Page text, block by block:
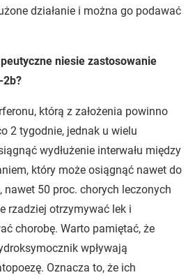
działanie i można go podawać
niesie zastosowanie
którą z założenia powinno
2 tygodnie, jednak u wielu
wydłużenie interwału między
który może osiągnąć nawet do
nawet 50 proc. chorych leczonych
rzadziej otrzymywać lek i
chorobę. Warto pamiętać, że
wpływają
Oznacza to, że ich